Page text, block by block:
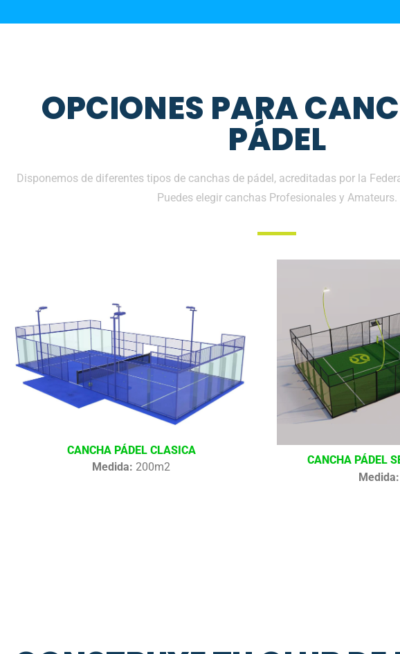
OPCIONES PARA
PÁDEL
Disponemos de diferentes tipos de canchas de pádel, acreditadas por la
Puedes elegir canchas Profesionales y Amateurs.
CANCHA PÁDEL CLASICA
Medida: 200m2
CANCHA PÁDEL
Medida: